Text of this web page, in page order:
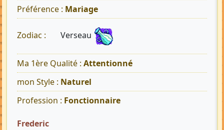
Préférence : Mariage
Zodiac : Verseau
Ma 1ère Qualité : Attentionné
mon Style : Naturel
Profession : Fonctionnaire
Frederic